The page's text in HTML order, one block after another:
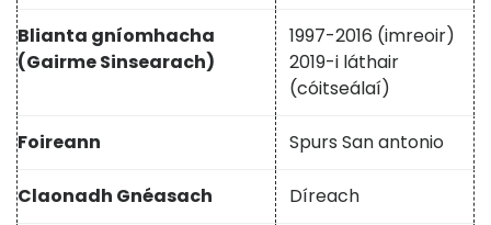
Blianta gníomhacha
(Gairme Sinsearach)
1997-2016 (imreoir)
2019-i láthair
(cóitseálaí)
Foireann Spurs San antonio
Claonadh Gnéasach Díreach